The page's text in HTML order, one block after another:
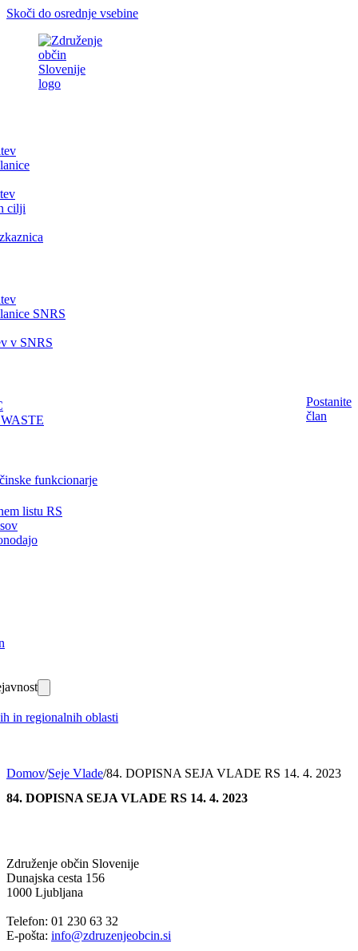
Skoči do osrednje vsebine
cilji
SNRS
v SNRS
funkcionarje
listu RS
in regionalnih oblasti
Postanite
član
Domov/Seje Vlade/84. DOPISNA SEJA VLADE RS 14. 4. 2023
84. DOPISNA SEJA VLADE RS 14. 4. 2023
Združenje občin Slovenije
Dunajska cesta 156
1000 Ljubljana
Telefon: 01 230 63 32
E-pošta: info@zdruzenjeobcin.si